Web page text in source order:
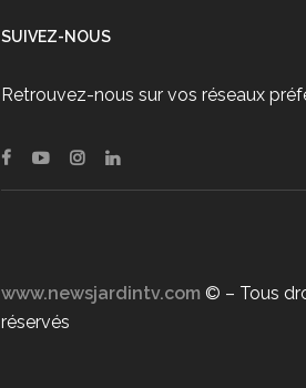
SUIVEZ-NOUS
Retrouvez-nous sur vos réseaux
www.newsjardintv.com © – Tous
réservés